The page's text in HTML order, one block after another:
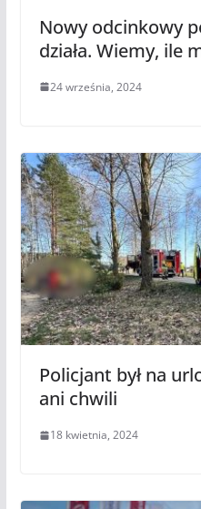
Nowy odcinkowy
działa. Wiemy, ile
24 września, 2024
Policjant był na
ani chwili
18 kwietnia, 2024